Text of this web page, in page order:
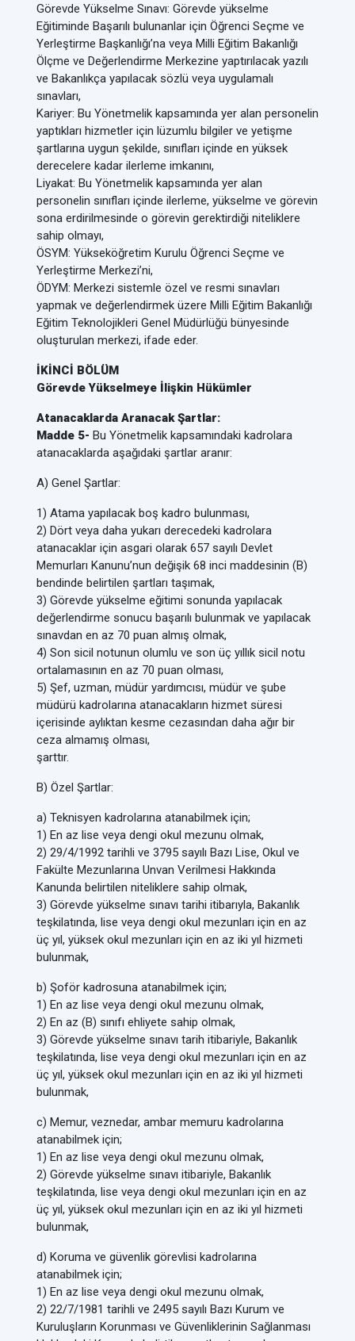
Görevde Yükselme Sınavı: Görevde yükselme
Eğitiminde Başarılı bulunanlar için Öğrenci Seçme ve
Yerleştirme Başkanlığı’na veya Milli Eğitim Bakanlığı
Ölçme ve Değerlendirme Merkezine yaptırılacak yazılı
ve Bakanlıkça yapılacak sözlü veya uygulamalı
sınavları,
Kariyer: Bu Yönetmelik kapsamında yer alan personelin
yaptıkları hizmetler için lüzumlu bilgiler ve yetişme
şartlarına uygun şekilde, sınıfları içinde en yüksek
derecelere kadar ilerleme imkanını,
Liyakat: Bu Yönetmelik kapsamında yer alan
personelin sınıfları içinde ilerleme, yükselme ve görevin
sona erdirilmesinde o görevin gerektirdiği niteliklere
sahip olmayı,
ÖSYM: Yükseköğretim Kurulu Öğrenci Seçme ve
Yerleştirme Merkezi’ni,
ÖDYM: Merkezi sistemle özel ve resmi sınavları
yapmak ve değerlendirmek üzere Milli Eğitim Bakanlığı
Eğitim Teknolojikleri Genel Müdürlüğü bünyesinde
oluşturulan merkezi, ifade eder.
İKİNCİ BÖLÜM
Görevde Yükselmeye İlişkin Hükümler
Atanacaklarda Aranacak Şartlar:
Madde 5- Bu Yönetmelik kapsamındaki kadrolara
atanacaklarda aşağıdaki şartlar aranır:
A) Genel Şartlar:
1) Atama yapılacak boş kadro bulunması,
2) Dört veya daha yukarı derecedeki kadrolara
atanacaklar için asgari olarak 657 sayılı Devlet
Memurları Kanunu’nun değişik 68 inci maddesinin (B)
bendinde belirtilen şartları taşımak,
3) Görevde yükselme eğitimi sonunda yapılacak
değerlendirme sonucu başarılı bulunmak ve yapılacak
sınavdan en az 70 puan almış olmak,
4) Son sicil notunun olumlu ve son üç yıllık sicil notu
ortalamasının en az 70 puan olması,
5) Şef, uzman, müdür yardımcısı, müdür ve şube
müdürü kadrolarına atanacakların hizmet süresi
içerisinde aylıktan kesme cezasından daha ağır bir
ceza almamış olması,
şarttır.
B) Özel Şartlar:
a) Teknisyen kadrolarına atanabilmek için;
1) En az lise veya dengi okul mezunu olmak,
2) 29/4/1992 tarihli ve 3795 sayılı Bazı Lise, Okul ve
Fakülte Mezunlarına Unvan Verilmesi Hakkında
Kanunda belirtilen niteliklere sahip olmak,
3) Görevde yükselme sınavı tarihi itibarıyla, Bakanlık
teşkilatında, lise veya dengi okul mezunları için en az
üç yıl, yüksek okul mezunları için en az iki yıl hizmeti
bulunmak,
b) Şoför kadrosuna atanabilmek için;
1) En az lise veya dengi okul mezunu olmak,
2) En az (B) sınıfı ehliyete sahip olmak,
3) Görevde yükselme sınavı tarih itibariyle, Bakanlık
teşkilatında, lise veya dengi okul mezunları için en az
üç yıl, yüksek okul mezunları için en az iki yıl hizmeti
bulunmak,
c) Memur, veznedar, ambar memuru kadrolarına
atanabilmek için;
1) En az lise veya dengi okul mezunu olmak,
2) Görevde yükselme sınavı itibariyle, Bakanlık
teşkilatında, lise veya dengi okul mezunları için en az
üç yıl, yüksek okul mezunları için en az iki yıl hizmeti
bulunmak,
d) Koruma ve güvenlik görevlisi kadrolarına
atanabilmek için;
1) En az lise veya dengi okul mezunu olmak,
2) 22/7/1981 tarihli ve 2495 sayılı Bazı Kurum ve
Kuruluşların Korunması ve Güvenliklerinin Sağlanması